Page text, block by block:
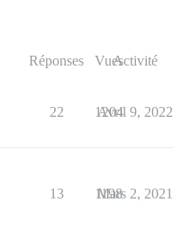
Réponses VuesActivité
22 1204
Avril 9, 2022
13 1198
Mars 2, 2021